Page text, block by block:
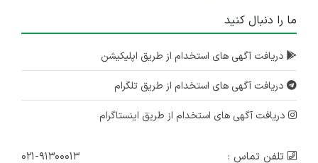
ما را دنبال کنید
دریافت آگهی های استخدام از طریق اپلیکیشن
دریافت آگهی های استخدام از طریق تلگرام
دریافت آگهی های استخدام از طریق اینستاگرام
تلفن تماس : ۰۲۱-۹۱۳۰۰۰۱۳